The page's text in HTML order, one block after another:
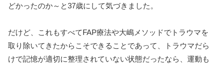
どかったのか～と37歳にして気づきました。
だけど、これもすべてFAP療法や大嶋メソッドでトラウマを
取り除いてきたからこそできることであって、トラウマだら
けで記憶が適切に整理されていない状態だったなら、運動も